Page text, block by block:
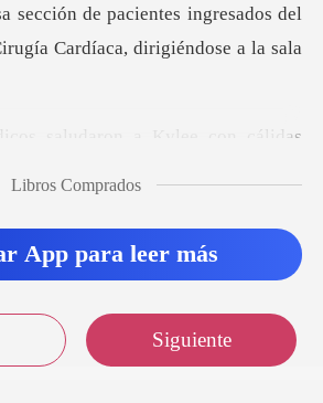
sección de pacientes ingresa
aludaron a Kylee con cál
Libros Comprados
App para leer más
Siguiente